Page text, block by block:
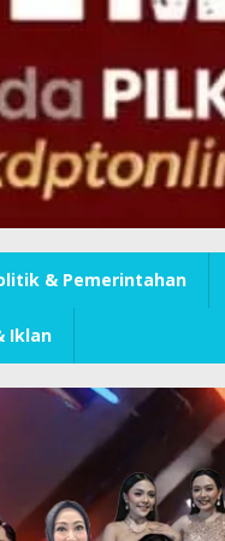
& Pemerintahan
Iklan